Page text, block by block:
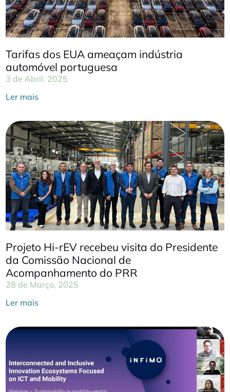
Tarifas dos EUA ameaçam indústria
automóvel portuguesa
3 de Abril, 2025
Ler mais
Projeto Hi-rEV recebeu visita do Presidente
da Comissão Nacional de
Acompanhamento do PRR
28 de Março, 2025
Ler mais